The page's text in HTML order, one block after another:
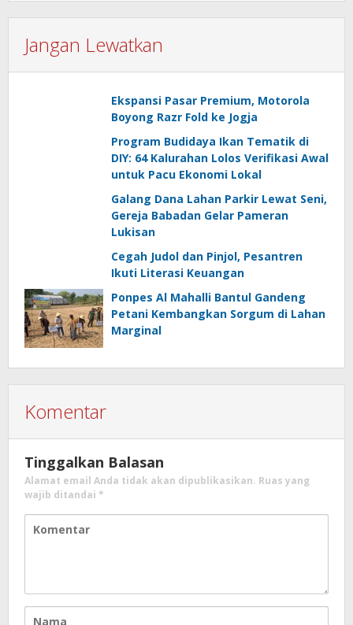
Jangan Lewatkan
Ekspansi Pasar Premium, Motorola
Boyong Razr Fold ke Jogja
Program Budidaya Ikan Tematik di
DIY: 64 Kalurahan Lolos Verifikasi Awal
untuk Pacu Ekonomi Lokal
Galang Dana Lahan Parkir Lewat Seni,
Gereja Babadan Gelar Pameran
Lukisan
Cegah Judol dan Pinjol, Pesantren
Ikuti Literasi Keuangan
Ponpes Al Mahalli Bantul Gandeng
Petani Kembangkan Sorgum di Lahan
Marginal
Komentar
Tinggalkan Balasan
Alamat email Anda tidak akan dipublikasikan. Ruas yang
wajib ditandai *